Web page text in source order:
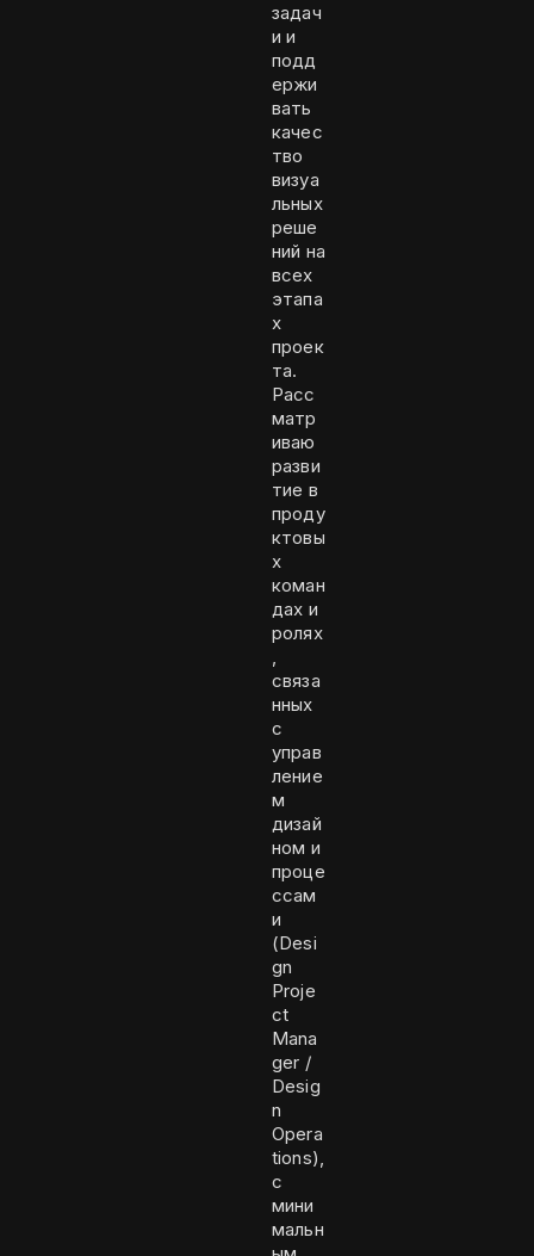
задач
и и
подд
ержи
вать
качес
тво
визуа
льных
реше
ний на
всех
этапа
х
проек
та.
Расс
матр
иваю
разви
тие в
проду
ктовы
х
коман
дах и
ролях
,
связа
нных
с
управ
ление
м
дизай
ном и
проце
ссам
и
(Desi
gn
Proje
ct
Mana
ger /
Desig
n
Opera
tions),
с
мини
мальн